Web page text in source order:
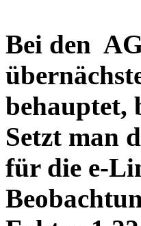
Bei den
behauptet,
Setzt man
für die e-